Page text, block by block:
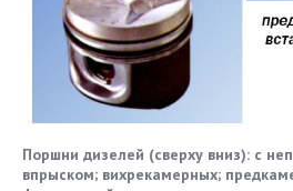
Поршни дизелей (сверху вниз): с
впрыском; вихрекамерных;